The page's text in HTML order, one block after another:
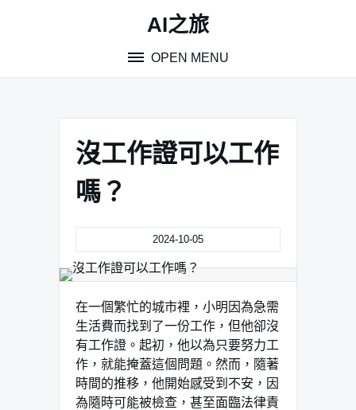
AI之旅
OPEN MENU
沒工作證可以工作
嗎？
2024-10-05
在一個繁忙的城市裡，小明因為急需
生活費而找到了一份工作，但他卻沒
有工作證。起初，他以為只要努力工
作，就能掩蓋這個問題。然而，隨著
時間的推移，他開始感受到不安，因
為隨時可能被檢查，甚至面臨法律責